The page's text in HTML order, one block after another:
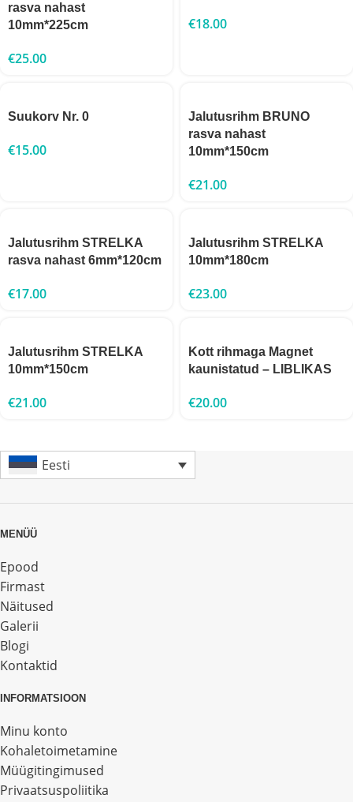
rasva nahast
10mm*225cm
€25.00
€18.00
Suukorv Nr. 0
€15.00
Jalutusrihm BRUNO
rasva nahast
10mm*150cm
€21.00
Jalutusrihm STRELKA
rasva nahast 6mm*120cm
€17.00
Jalutusrihm STRELKA
10mm*180cm
€23.00
Jalutusrihm STRELKA
10mm*150cm
€21.00
Kott rihmaga Magnet
kaunistatud – LIBLIKAS
€20.00
Eesti
MENÜÜ
Epood
Firmast
Näitused
Galerii
Blogi
Kontaktid
INFORMATSIOON
Minu konto
Kohaletoimetamine
Müügitingimused
Privaatsuspoliitika